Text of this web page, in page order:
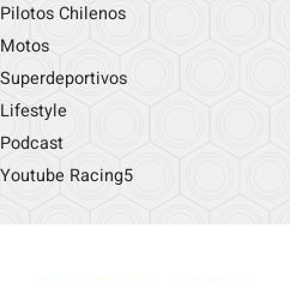
Pilotos Chilenos
Motos
Superdeportivos
Lifestyle
Podcast
Youtube Racing5